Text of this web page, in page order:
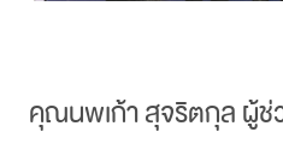
คุณนพเก้า สุจริตกุล ผู้